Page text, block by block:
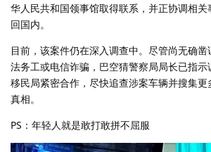
华人民共和国领事馆取得联系，并正协调相
回国内。
目前，该案件仍在深入调查中。尽管尚无确
法务工或电信诈骗，巴空猜警察局局长已指
移民局紧密合作，尽快追查涉案车辆并搜集
真相。
PS：年轻人就是敢打敢拼不屈服